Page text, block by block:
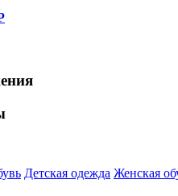
Детская одежда Женская